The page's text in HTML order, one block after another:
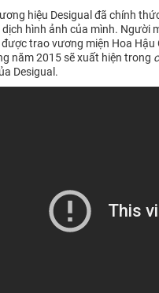
hiệu Desigual đã chính
hình ảnh của mình. Người
trao vương miện Hoa Hậu
năm 2015 sẽ xuất hiện trong
Desigual.